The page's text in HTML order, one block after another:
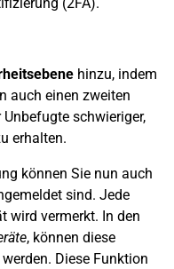
hinzu, indem
auch einen zweiten
schwieriger,
erhalten.
können Sie nun auch
sind. Jede
wird vermerkt. In den
, können diese
Diese Funktion